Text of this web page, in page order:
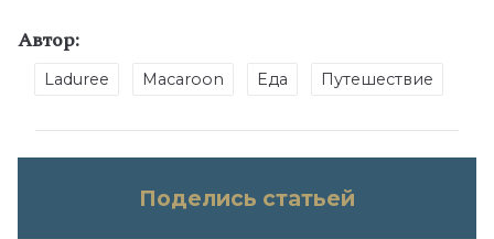
Автор:
Laduree Macaroon Еда Путешествие
Поделись статьей